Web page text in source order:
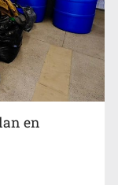
en Vallarta
en